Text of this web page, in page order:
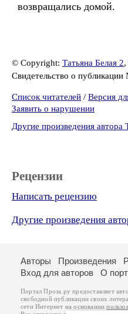
возвращались домой.
© Copyright: Татьяна Белая 2
Свидетельство о
Список читателей / Версия
Заявить о нарушении
Другие произведения автора
Рецензии
Написать рецензию
Другие произведения
Авторы Произведения
Вход для авторов
О
Портал Проза.ру предоставляет
свободной публикации своих
сети Интернет на основании